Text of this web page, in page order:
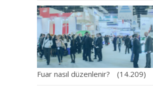
Fuar nasıl düzenlenir? (14.209)